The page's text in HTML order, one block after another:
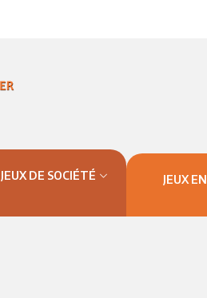
JEUX DE SOCIÉTÉ JEUX